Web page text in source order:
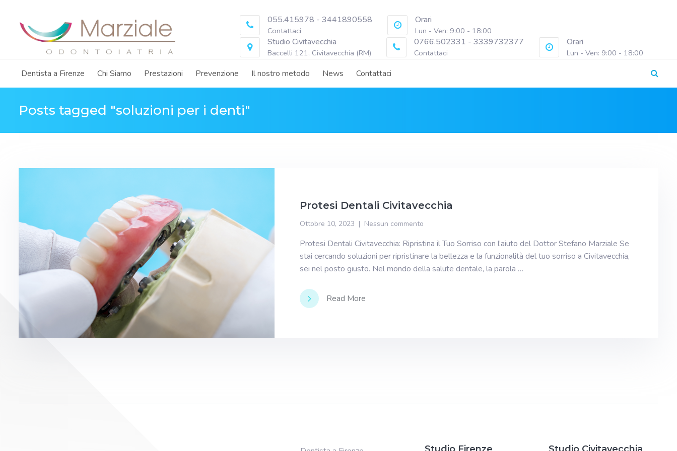
055.415978 - 3441890558
Contattaci
Orari
Lun - Ven: 9:00 - 18:00
Studio Civitavecchia
Baccelli 121, Civitavecchia (RM)
0766.502331 - 3339732377
Contattaci
Orari
Lun - Ven: 9:00 - 18:00
Dentista a Firenze Chi Siamo Prestazioni Prevenzione Il nostro metodo News Contattaci
Posts tagged "soluzioni per i denti"
Protesi Dentali Civitavecchia
Ottobre 10, 2023 Nessun commento
Protesi Dentali Civitavecchia: Ripristina il Tuo Sorriso con l’aiuto del Dottor Stefano Marziale Se
stai cercando soluzioni per ripristinare la bellezza e la funzionalità del tuo sorriso a Civitavecchia,
sei nel posto giusto. Nel mondo della salute dentale, la parola …
Read More